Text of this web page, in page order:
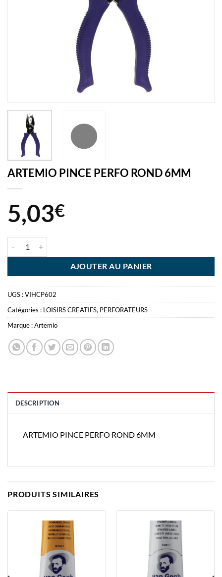
ARTEMIO PINCE PERFO ROND 6MM
5,03€
AJOUTER AU PANIER
UGS :VIHCP602
Catégories : LOISIRS CREATIFS, PERFORATEURS
Marque :Artemio
DESCRIPTION
ARTEMIO PINCE PERFO ROND 6MM
PRODUITS SIMILAIRES